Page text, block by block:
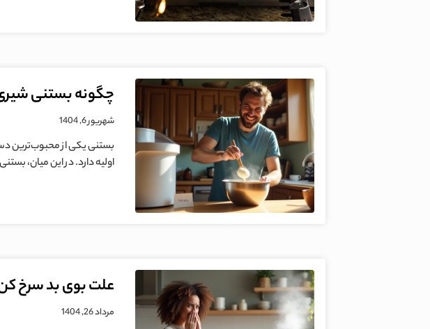
چگونه بستنی
شهریور 6, 1404
بستنی یکی از محبوب‌ترین
اولیه دارد. در این میان،
علت بوی بد سرخ
مرداد 26, 1404